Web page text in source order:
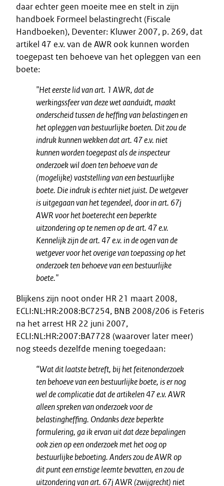
daar echter geen moeite mee en stelt in zijn
handboek Formeel belastingrecht (Fiscale
Handboeken), Deventer: Kluwer 2007, p. 269, dat
artikel 47 e.v. van de AWR ook kunnen worden
toegepast ten behoeve van het opleggen van een
boete:
"Het eerste lid van art. 1 AWR, dat de
werkingssfeer van deze wet aanduidt, maakt
onderscheid tussen de heffing van belastingen en
het opleggen van bestuurlijke boeten. Dit zou de
indruk kunnen wekken dat art. 47 e.v. niet
kunnen worden toegepast als de inspecteur
onderzoek wil doen ten behoeve van de
(mogelijke) vaststelling van een bestuurlijke
boete. Die indruk is echter niet juist. De wetgever
is uitgegaan van het tegendeel, door in art. 67j
AWR voor het boeterecht een beperkte
uitzondering op te nemen op de art. 47 e.v.
Kennelijk zijn de art. 47 e.v. in de ogen van de
wetgever voor het overige van toepassing op het
onderzoek ten behoeve van een bestuurlijke
boete."
Blijkens zijn noot onder HR 21 maart 2008,
ECLI:NL:HR:2008:BC7254, BNB 2008/206 is Feteris
na het arrest HR 22 juni 2007,
ECLI:NL:HR:2007:BA7728 (waarover later meer)
nog steeds dezelfde mening toegedaan:
“Wat dit laatste betreft, bij het feitenonderzoek
ten behoeve van een bestuurlijke boete, is er nog
wel de complicatie dat de artikelen 47 e.v. AWR
alleen spreken van onderzoek voor de
belastingheffing. Ondanks deze beperkte
formulering, ga ik ervan uit dat deze bepalingen
ook zien op een onderzoek met het oog op
bestuurlijke beboeting. Anders zou de AWR op
dit punt een ernstige leemte bevatten, en zou de
uitzondering van art. 67j AWR (zwijgrecht) niet